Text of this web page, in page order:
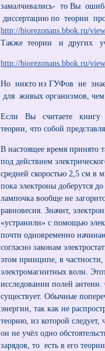
замалчивались- то Вы
диссертацию по теории
http://biorezonans.bbok.ru/
Также теории и других
http://biorezonans.bbok.ru/
Но никто из ГУФов не
для живых организмов,
Если Вы считаете книгу
теории, что собой
В настоящее время принято
под действием
средней скоростью 2,5 см в
пока электроны доберутся
лампочка вообще не
равновесия. Значит,
«устранили» с помощью
почти одновременно
согласно законам
этом принципе, в
электромагнитных волн.
исследовании полей
существует. Обычные
энергии, так как не
теорию, из которой
он не учёл одно
зарядов, то есть в его